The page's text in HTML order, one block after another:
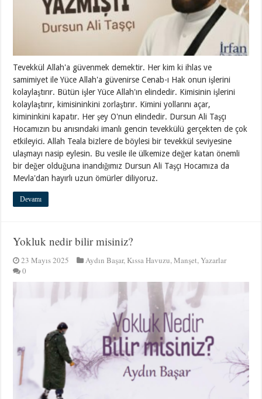
Tevekkül Allah'a güvenmek demektir. Her kim ki ihlas ve
samimiyet ile Yüce Allah'a güvenirse Cenab-ı Hak onun işlerini
kolaylaştırır. Bütün işler Yüce Allah'ın elindedir. Kimisinin işlerini
kolaylaştırır, kimisininkini zorlaştırır. Kimini yollarını açar,
kimininkini kapatır. Her şey O'nun elindedir. Dursun Ali Taşçı
Hocamızın bu anısındaki imanlı gencin tevekkülü gerçekten de çok
etkileyici. Allah Teala bizlere de böylesi bir tevekkül seviyesine
ulaşmayı nasip eylesin. Bu vesile ile ülkemize değer katan önemli
bir değer olduğuna inandığımız Dursun Ali Taşçı Hocamıza da
Mevla'dan hayırlı uzun ömürler diliyoruz.
Devamı
Yokluk nedir bilir misiniz?
23 Mayıs 2025 Aydın Başar, Kıssa Havuzu,Manşet,Yazarlar
0